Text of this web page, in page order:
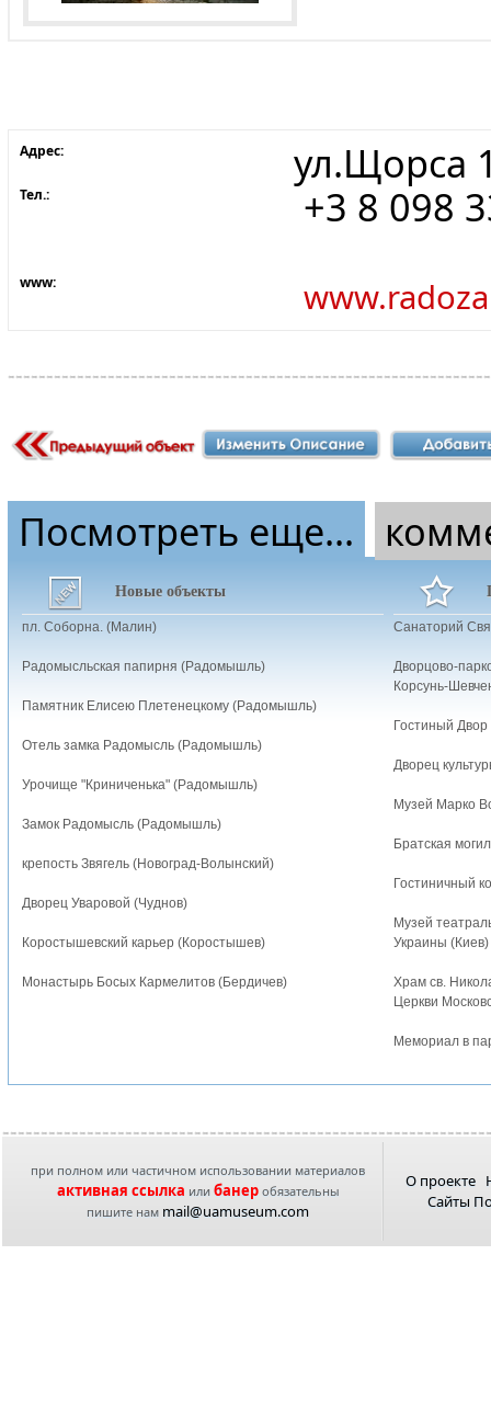
Адрес: ул.Щорса
Тел.: +3 8 098
www:
Посмотреть еще...
Новые объекты
пл. Соборна. (Малин)
Радомысльская папирня (Радомышль)
Памятник Елисею Плетенецкому (Радомышль)
Отель замка Радомысль (Радомышль)
Урочище "Криниченька" (Радомышль)
Замок Радомысль (Радомышль)
крепость Звягель (Новоград-Волынский)
Дворец Уваровой (Чуднов)
Коростышевский карьер (Коростышев)
Монастырь Босых Кармелитов (Бердичев)
Санаторий
Дворцово-
Корсунь-
Гостиный Двор
Дворец
Музей Марко
Братская
Гостиничный
Музей
Украины (Киев)
Храм св.
Церкви
Мемориал в
при полном или частичном использовании материалов
активная ссылка или банеробязательны
пишите нам mail@uamuseum.com
О проекте
Сайты